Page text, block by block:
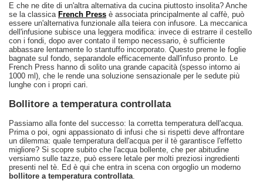
E che ne dite di un'altra alternativa da cucina piuttosto insolita? Anche
se la classica French Press è associata principalmente al caffè, può
essere un'alternativa funzionale alla teiera con infusore. La meccanica
dell'infusione subisce una leggera modifica: invece di estrarre il cestello
con i fondi, dopo aver contato il tempo necessario, è sufficiente
abbassare lentamente lo stantuffo incorporato. Questo preme le foglie
bagnate sul fondo, separandole efficacemente dall'infuso pronto. Le
French Press hanno di solito una grande capacità (spesso intorno ai
1000 ml), che le rende una soluzione sensazionale per le sedute più
lunghe con i propri cari.
Bollitore a temperatura controllata
Passiamo alla fonte del successo: la corretta temperatura dell'acqua.
Prima o poi, ogni appassionato di infusi che si rispetti deve affrontare
un dilemma: quale temperatura dell'acqua per il tè garantisce l'effetto
migliore? Si scopre subito che l'acqua bollente, che per abitudine
versiamo sulle tazze, può essere letale per molti preziosi ingredienti
presenti nel tè. Ed è qui che entra in scena con orgoglio un moderno
bollitore a temperatura controllata